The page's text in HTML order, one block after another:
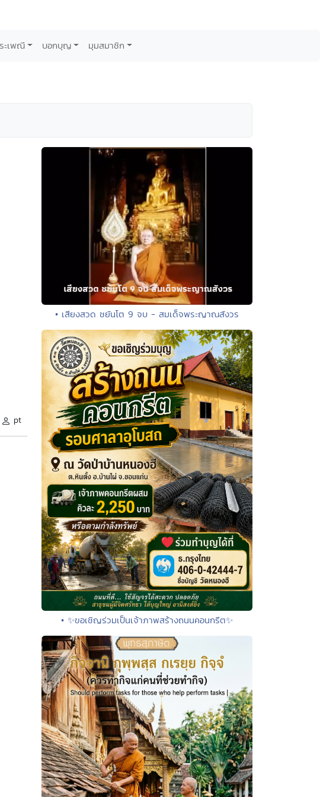
ะเพณี บอกบุญ มุมสมาชิก
pt
• เสียงสวด ชยันโต 9 จบ - สมเด็จพระญาณสังวร
• ✨ขอเชิญร่วมเป็นเจ้าภาพสร้างถนนคอนกรีต✨